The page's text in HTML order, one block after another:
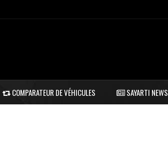
COMPARATEUR DE VÉHICULES SAYARTI NEWS